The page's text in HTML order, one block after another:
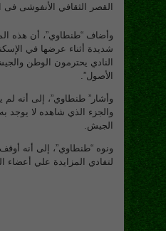
القصر الثقافي الأنفوشى فى
وأضاف “طنطاوي”، أن هذه
شديدة أثناء عرضها في
النادي يحترمون الوطن
الأصول”.
وأشار” طنطاوي”، إلى أنه لم
والجزء الذي شاهده لا يوجد
الجيش.
ونوه “طنطاوي”، إلى أنه
لتفادي المزايدة علي أعضاء